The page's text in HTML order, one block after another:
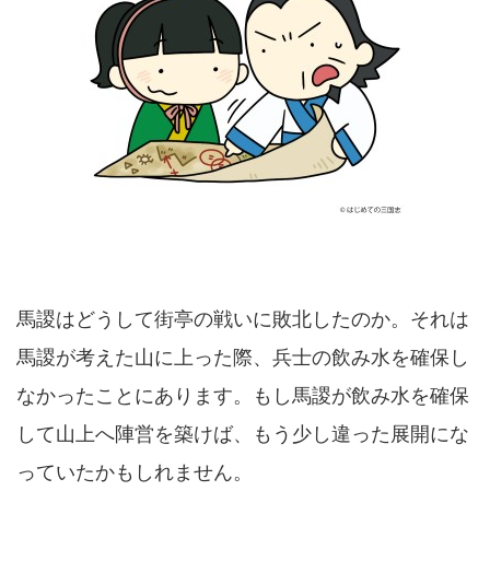
馬謖はどうして街亭の戦いに敗北したのか。それは
馬謖が考えた山に上った際、兵士の飲み水を確保し
なかったことにあります。もし馬謖が飲み水を確保
して山上へ陣営を築けば、もう少し違った展開にな
っていたかもしれません。